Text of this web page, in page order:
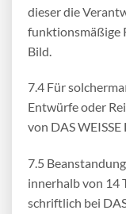
dieser die
funktionsmäßige
Bild.
7.4 Für
Entwürfe oder
von DAS WEISSE
7.5
innerhalb von 14
schriftlich bei